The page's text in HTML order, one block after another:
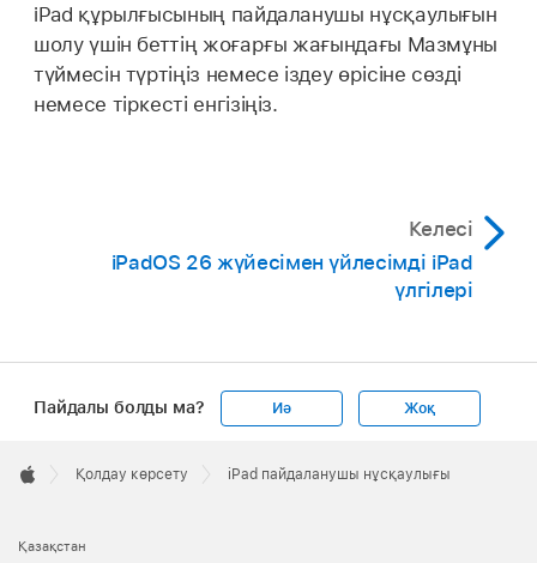
iPad құрылғысының пайдаланушы нұсқаулығын
шолу үшін беттің жоғарғы жағындағы Мазмұны
түймесін түртіңіз немесе іздеу өрісіне сөзді
немесе тіркесті енгізіңіз.
Келесі
iPadOS 26 жүйесімен үйлесімді iPad
үлгілері
Пайдалы болды ма? Иә Жоқ
Footer

Қолдау көрсету iPad пайдаланушы нұсқаулығы
Қазақстан